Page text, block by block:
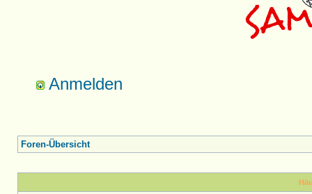
Anmelden
Foren-Übersicht